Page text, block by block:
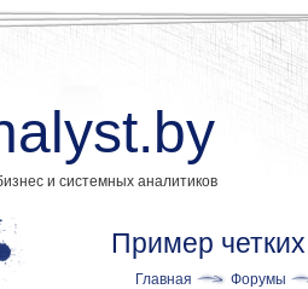
и системных аналитиков
Пример
Главная
Форумы